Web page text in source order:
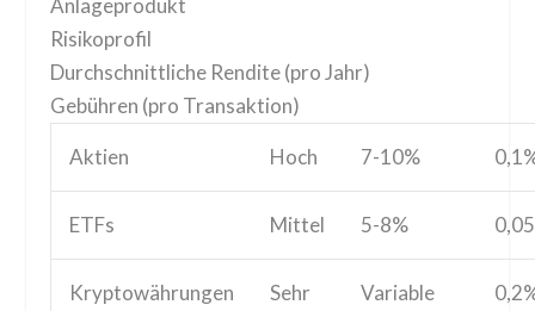
Anlageprodukt
Risikoprofil
Durchschnittliche Rendite (pro Jahr)
Gebühren (pro Transaktion)
Aktien Hoch 7-10%
ETFs Mittel 5-8%
Kryptowährungen
Sehr
Variable